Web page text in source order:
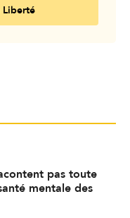
Liberté
pas toute
mentale des